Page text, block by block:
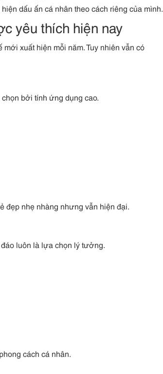
dấu ấn cá nhân theo cách riêng của mình.
yêu thích hiện nay
xuất hiện mỗi năm. Tuy nhiên vẫn có
bởi tính ứng dụng cao.
đẹp nhẹ nhàng nhưng vẫn hiện đại.
luôn là lựa chọn lý tưởng.
cách cá nhân.